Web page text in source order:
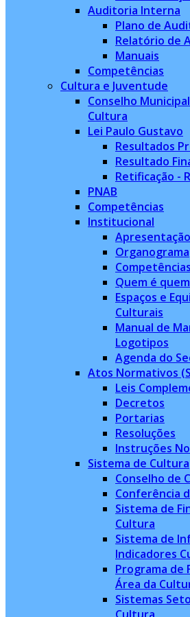
Auditoria Interna
Plano de
Relatório de
Manuais
Competências
Cultura e Juventude
Conselho
Cultura
Lei Paulo Gustavo
Resultados
Resultado
Retificação -
PNAB
Competências
Institucional
Apresentação
Organograma
Competências
Quem é quem
Espaços e
Culturais
Manual de
Logotipos
Agenda do
Atos Normativos
Leis
Decretos
Portarias
Resoluções
Instruções
Sistema de Cultura
Conselho de
Conferência
Sistema de
Cultura
Sistema de
Indicadores
Programa de
Área da
Sistemas